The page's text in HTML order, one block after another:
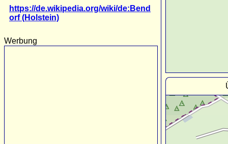
https://de.wikipedia.org/wiki/de:Bend
orf (Holstein)
Werbung